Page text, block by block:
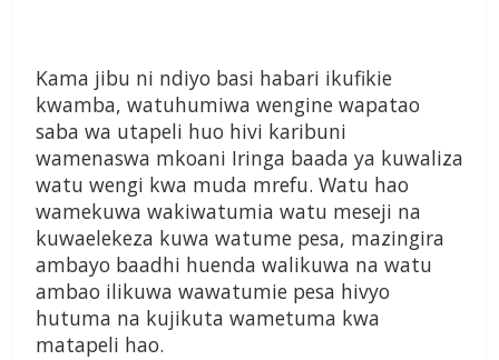
Kama jibu ni ndiyo basi habari ikufikie
kwamba, watuhumiwa wengine wapatao
saba wa utapeli huo hivi karibuni
wamenaswa mkoani Iringa baada ya kuwaliza
watu wengi kwa muda mrefu. Watu hao
wamekuwa wakiwatumia watu meseji na
kuwaelekeza kuwa watume pesa, mazingira
ambayo baadhi huenda walikuwa na watu
ambao ilikuwa wawatumie pesa hivyo
hutuma na kujikuta wametuma kwa
matapeli hao.